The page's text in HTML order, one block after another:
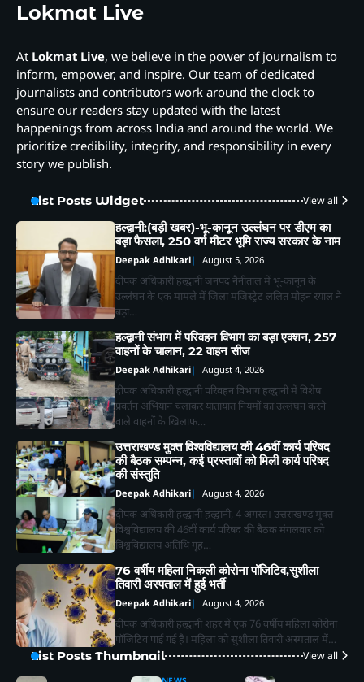
Lokmat Live
At Lokmat Live, we believe in the power of journalism to
inform, empower, and inspire. Our team of dedicated
journalists and contributors work around the clock to
ensure our readers stay updated with the latest
happenings from across India and around the world. We
prioritize credibility, integrity, and responsibility in every
story we publish.
List Posts Widget View all
हल्द्वानी:(बड़ी खबर)-भू-कानून उल्लंघन पर डीएम का
बड़ा फैसला, 250 वर्ग मीटर भूमि राज्य सरकार के नाम
Deepak Adhikari August 5, 2026
दीपक अधिकारी हल्द्वानी जनपद नैनीताल में भू-कानून के
उल्लंघन के एक मामले में जिला मजिस्ट्रेट ललित मोहन रयाल ने
बड़ा…
हल्द्वानी संभाग में परिवहन विभाग का बड़ा एक्शन, 257
वाहनों के चालान, 22 वाहन सीज
Deepak Adhikari August 4, 2026
दीपक अधिकारी हल्द्वानी परिवहन विभाग हल्द्वानी में विशेष
प्रवर्तन अभियान चलाकर यातायात नियमों का उल्लंघन करने
वाले वाहनों के खिलाफ…
उत्तराखण्ड मुक्त विश्वविद्यालय की 46वीं कार्य परिषद
की बैठक सम्पन्न, कई प्रस्तावों को मिली कार्य परिषद
की संस्तुति
Deepak Adhikari August 4, 2026
दीपक अधिकारी हल्द्वानी हल्द्वानी, 4 अगस्त। उत्तराखण्ड मुक्त
विश्वविद्यालय की 46वीं कार्य परिषद की बैठक मंगलवार को
विश्वविद्यालय अतिथि गृह…
76 वर्षीय महिला निकली कोरोना पॉजिटिव,सुशीला
तिवारी अस्पताल में हुई भर्ती
Deepak Adhikari August 4, 2026
दीपक अधिकारी हल्द्वानी शहर में एक 76 वर्षीय महिला कोरोना
पॉजिटिव पाई गई है। महिला को सुशीला तिवारी अस्पताल में…
List Posts Thumbnail View all
2
भाजपा कार्यकर्ताओं ने *‘एक पेड़ मां के नाम’*
अभियान के तहत किया पौधारोपण तथा पर्यावरण
संरक्षण का लिया संकल्प
Deepak Adhikari
3
लालकुआं- यहाँ पानी की टँकी से निकला सांपो
का जखीरा, मचा हड़कंप।
Deepak Adhikari